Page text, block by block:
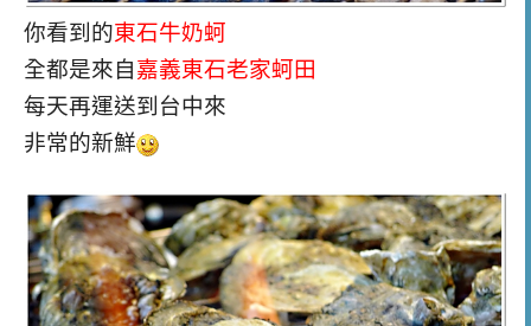
你看到的東石牛奶蚵
全都是來自嘉義東石老家蚵田
每天再運送到台中來
非常的新鮮